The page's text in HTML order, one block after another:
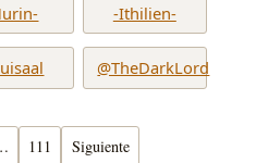
-Ithilien-
@TheDarkLord
111 Siguiente